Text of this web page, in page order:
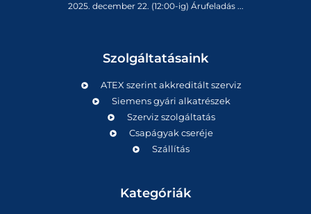
2025. december 22. (12:00-ig) Árufeladás ...
Szolgáltatásaink
ATEX szerint akkreditált szerviz
Siemens gyári alkatrészek
Szerviz szolgáltatás
Csapágyak cseréje
Szállítás
Kategóriák